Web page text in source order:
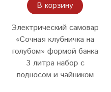
В корзину
Электрический самовар
«Сочная клубничка на
голубом» формой банка
3 литра набор с
подносом и чайником